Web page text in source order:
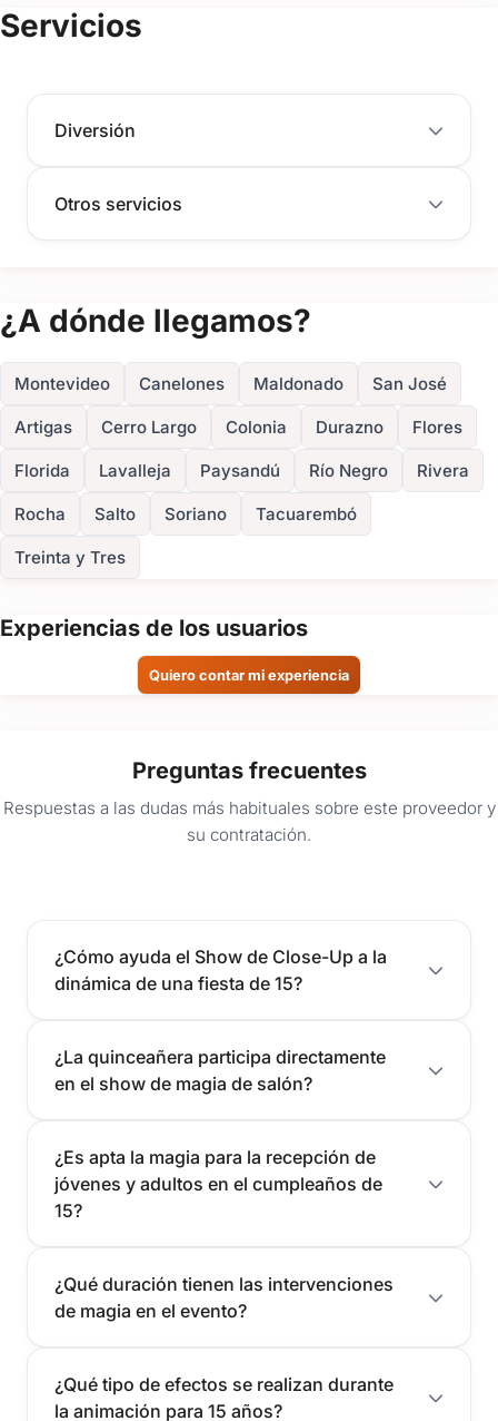
Servicios
Diversión
Otros servicios
¿A dónde llegamos?
Montevideo Canelones Maldonado San José
Artigas Cerro Largo Colonia Durazno Flores
Florida Lavalleja Paysandú Río Negro Rivera
Rocha Salto Soriano Tacuarembó
Treinta y Tres
Experiencias de los usuarios
Quiero contar mi experiencia
Preguntas frecuentes
Respuestas a las dudas más habituales sobre este proveedor y
su contratación.
¿Cómo ayuda el Show de Close-Up a la
dinámica de una fiesta de 15?
¿La quinceañera participa directamente
en el show de magia de salón?
¿Es apta la magia para la recepción de
jóvenes y adultos en el cumpleaños de
15?
¿Qué duración tienen las intervenciones
de magia en el evento?
¿Qué tipo de efectos se realizan durante
la animación para 15 años?